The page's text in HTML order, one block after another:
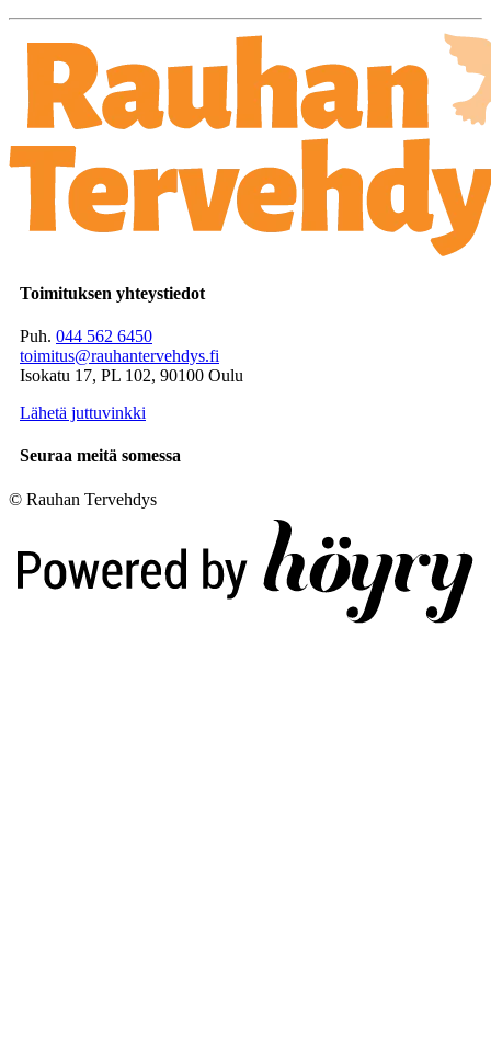
Toimituksen yhteystiedot
Puh. 044 562 6450
toimitus@rauhantervehdys.fi
Isokatu 17, PL 102, 90100 Oulu
Lähetä juttuvinkki
Seuraa meitä somessa
© Rauhan Tervehdys